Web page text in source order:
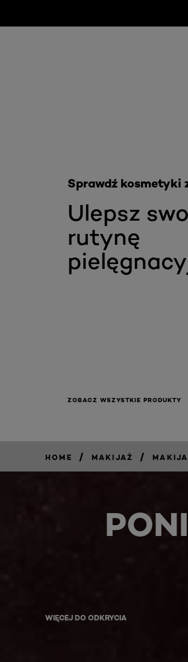
Ulepsz
rutynę
Sprawdź kosmetyki
ZOBACZ WSZYSTKIE PRODUKTY
HOME / MAKIJAŻ /
WIĘCEJ DO ODKRYCIA